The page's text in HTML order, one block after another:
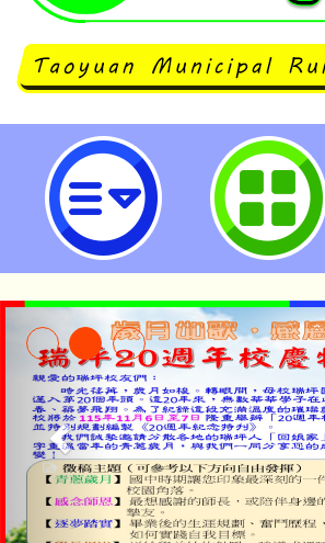
中國醫藥大學推廣教
學營隊」課程簡章-桃
淨零綠生活